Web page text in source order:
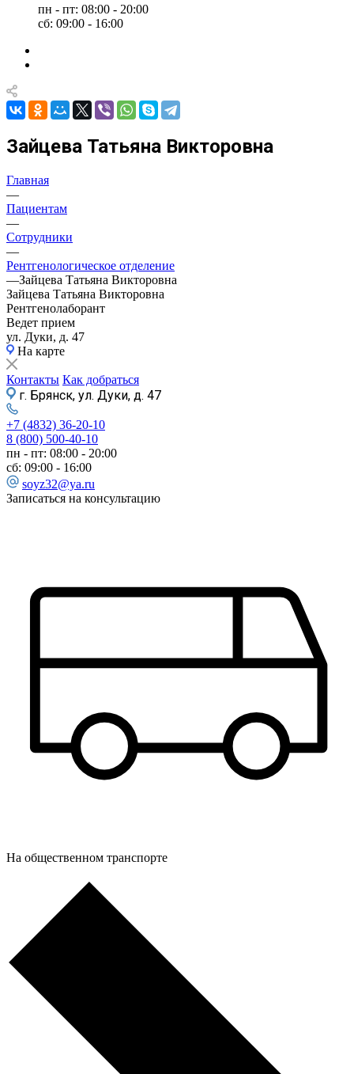
пн - пт: 08:00 - 20:00
сб: 09:00 - 16:00
Зайцева Татьяна Викторовна
Главная
—
Пациентам
—
Сотрудники
—
Рентгенологическое отделение
—Зайцева Татьяна Викторовна
Зайцева Татьяна Викторовна
Рентгенолаборант
Ведет прием
ул. Дуки, д. 47
На карте
Контакты Как добраться
г. Брянск, ул. Дуки, д. 47
+7 (4832) 36-20-10
8 (800) 500-40-10
пн - пт: 08:00 - 20:00
сб: 09:00 - 16:00
soyz32@ya.ru
Записаться на консультацию
На общественном транспорте